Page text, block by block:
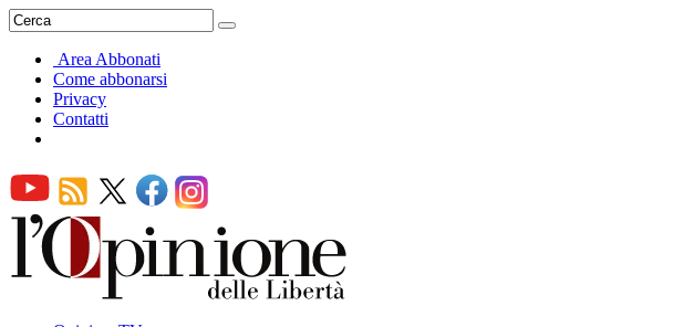
Area Abbonati
Come abbonarsi
Privacy
Contatti